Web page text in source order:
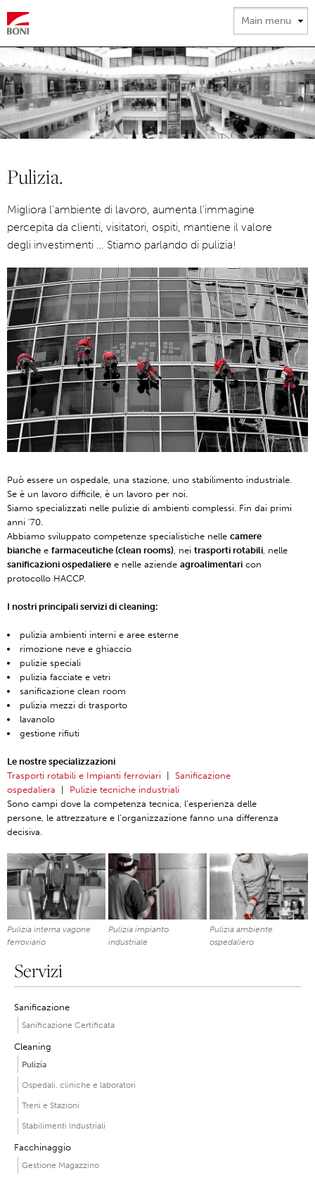
Pulizia.
Migliora l'ambiente di lavoro, aumenta l'immagine
percepita da clienti, visitatori, ospiti, mantiene il valore
degli investimenti … Stiamo parlando di pulizia!
Può essere un ospedale, una stazione, uno stabilimento industriale.
Se è un lavoro difficile, è un lavoro per noi.
Siamo specializzati nelle pulizie di ambienti complessi. Fin dai primi
anni '70.
Abbiamo sviluppato competenze specialistiche nelle camere
bianche e farmaceutiche (clean rooms) , nei trasporti rotabili , nelle
sanificazioni ospedaliere e nelle aziende agroalimentari con
protocollo HACCP.
I nostri principali servizi di cleaning:
pulizia ambienti interni e aree esterne
rimozione neve e ghiaccio
pulizie speciali
pulizia facciate e vetri
sanificazione clean room
pulizia mezzi di trasporto
lavanolo
gestione rifiuti
Le nostre specializzazioni
Trasporti rotabili e Impianti ferroviari | Sanificazione
ospedaliera | Pulizie tecniche industriali
Sono campi dove la competenza tecnica, l’esperienza delle
persone, le attrezzature e l’organizzazione fanno una differenza
decisiva.
Pulizia interna vagone
ferroviario
Pulizia impianto
industriale
Pulizia ambiente
ospedaliero
Servizi
Sanificazione
Sanificazione Certificata
Cleaning
Pulizia
Ospedali, cliniche e laboratori
Treni e Stazioni
Stabilimenti Industriali
Facchinaggio
Gestione Magazzino